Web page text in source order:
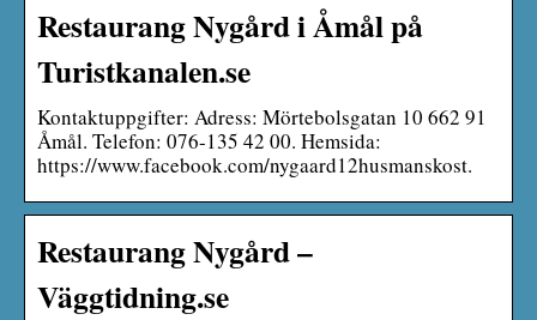
Restaurang Nygård i Åmål på
Turistkanalen.se
Kontaktuppgifter: Adress: Mörtebolsgatan 10 662 91
Åmål. Telefon: 076-135 42 00. Hemsida:
https://www.facebook.com/nygaard12husmanskost.
Restaurang Nygård –
Väggtidning.se